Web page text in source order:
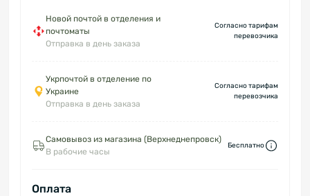
Новой почтой в отделения и
почтоматы
Отправка в день заказа
Согласно тарифам
перевозчика
Укрпочтой в отделение по
Украине
Отправка в день заказа
Согласно тарифам
перевозчика
Самовывоз из магазина (Верхнеднепровск)
В рабочие часы
Бесплатно
Оплата